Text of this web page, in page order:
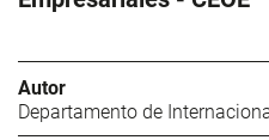
Autor
Departamento de